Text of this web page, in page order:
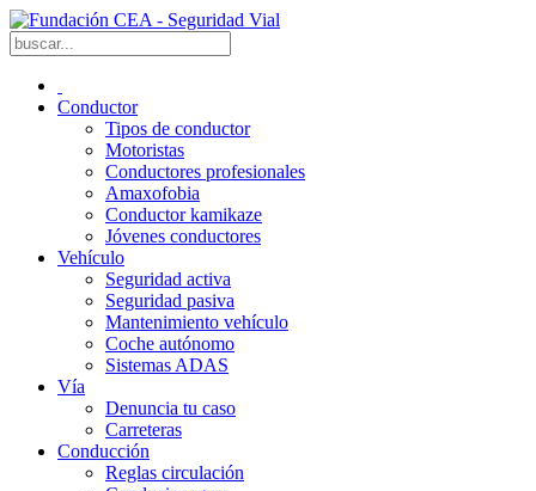
Conductor
Tipos de conductor
Motoristas
Conductores profesionales
Amaxofobia
Conductor kamikaze
Jóvenes conductores
Vehículo
Seguridad activa
Seguridad pasiva
Mantenimiento vehículo
Coche autónomo
Sistemas ADAS
Vía
Denuncia tu caso
Carreteras
Conducción
Reglas circulación